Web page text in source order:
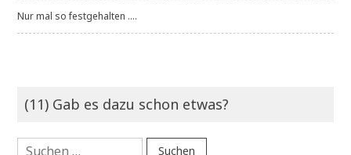
Nur mal so festgehalten ....
(11) Gab es dazu schon etwas?
Suchen